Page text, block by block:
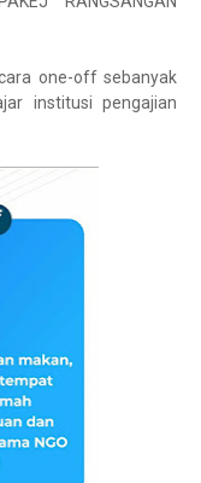
one-off sebanyak
institusi pengajian